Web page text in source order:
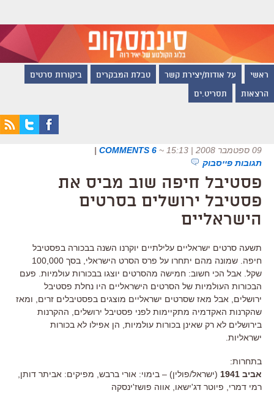
ראשי על אודות/יצירת קשר טבלת המבקרים ביקורות סרטים
הרצאות תסריט.ים
09 ספטמבר 2008 | 15:13 ~
6 COMMENTS
|
תגובות פייסבוק
פסטיבל חיפה שוב מביס את
פסטיבל ירושלים בסרטים
הישראליים
תשעה סרטים ישראליים עלילתיים יוקרנו השנה בבכורה בפסטיבל
חיפה. שמונה מהם יתחרו על פרס הסרט הישראלי, בסך 100,000
שקל. אבל הכי חשוב: חמישה מהסרטים יוצגו בבכורות עולמיות. פעם
הבכורות העולמיות של הסרטים הישראליים היו נחלת פסטיבל
ירושלים, אבל מאז שסרטים ישראליים מוצגים בפסטיבלים זרים, ומאז
שהקרנות האקדמיה מתקיימות לפני פסטיבל ירושלים, ההקרנות
בירושלים לא רק שאינן בכורות עולמיות, הן אפילו לא בכורות
ישראליות.
בתחרות:
אביב 1941
(ישראל/פולין) – בימוי: אורי ברבש, מפיקים: אביתר דותן,
רמי דמרי, פיוטר דג'ישאו, אווה פושז'ינסקה